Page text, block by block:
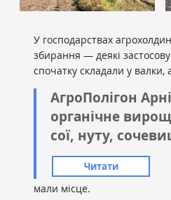
У господарствах
збирання — деякі
спочатку складали у валки,
АгроПолігон
органічне
сої, нуту,
Читати
мали місце.